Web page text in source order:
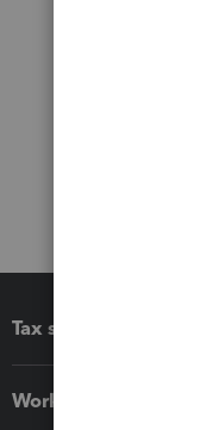
Tax software
Workflow add-ons